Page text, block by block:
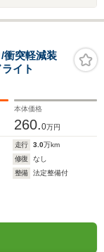
突軽減装
イト
本体価格
260.0万円
走行 3.0万km
修復
なし
整備
法定整備付